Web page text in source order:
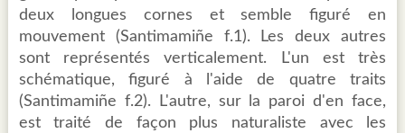
deux longues cornes et semble figuré en
mouvement (Santimamiñe f.1). Les deux autres
sont représentés verticalement. L'un est très
schématique, figuré à l'aide de quatre traits
(Santimamiñe f.2). L'autre, sur la paroi d'en face,
est traité de façon plus naturaliste avec les